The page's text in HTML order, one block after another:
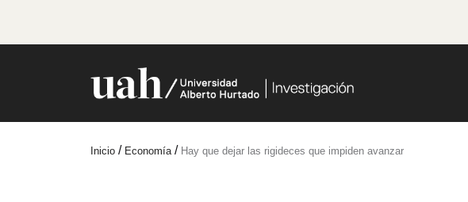
Inicio / Economía / Hay que dejar las rigideces que impiden avanzar